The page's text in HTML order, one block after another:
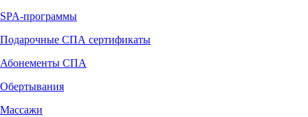
SPA-программы
Подарочные СПА сертификаты
Абонементы СПА
Обертывания
Массажи